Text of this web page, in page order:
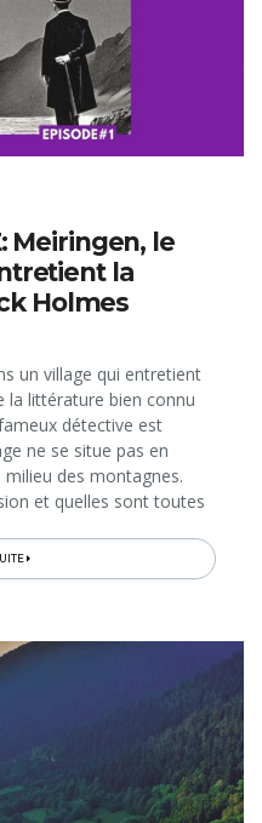
Meiringen, le
la
Holmes
un village qui entretient
la littérature bien connu
détective est
ne se situe pas en
des montagnes.
et quelles sont toutes